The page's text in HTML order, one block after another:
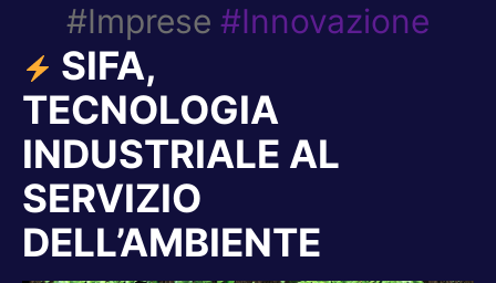
#Imprese #Innovazione
SIFA,
TECNOLOGIA
INDUSTRIALE AL
SERVIZIO
DELL’AMBIENTE